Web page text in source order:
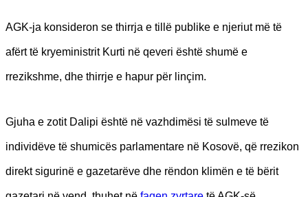
AGK-ja konsideron se thirrja e tillë publike e njeriut më të
afërt të kryeministrit Kurti në qeveri është shumë e
rrezikshme, dhe thirrje e hapur për linçim.
Gjuha e zotit Dalipi është në vazhdimësi të sulmeve të
individëve të shumicës parlamentare në Kosovë, që rrezikon
direkt sigurinë e gazetarëve dhe rëndon klimën e të bërit